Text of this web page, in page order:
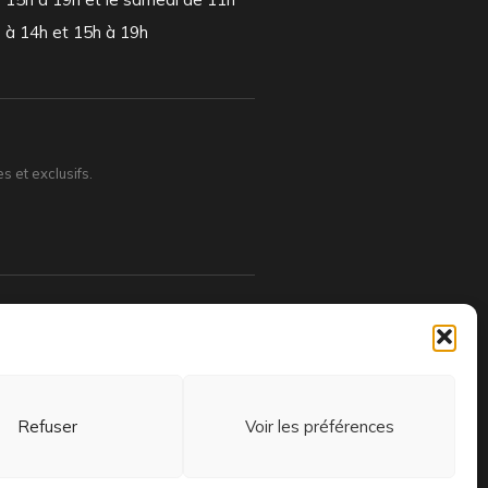
Refuser Voir les préférences
à 14h et 15h à 19h
et exclusifs.